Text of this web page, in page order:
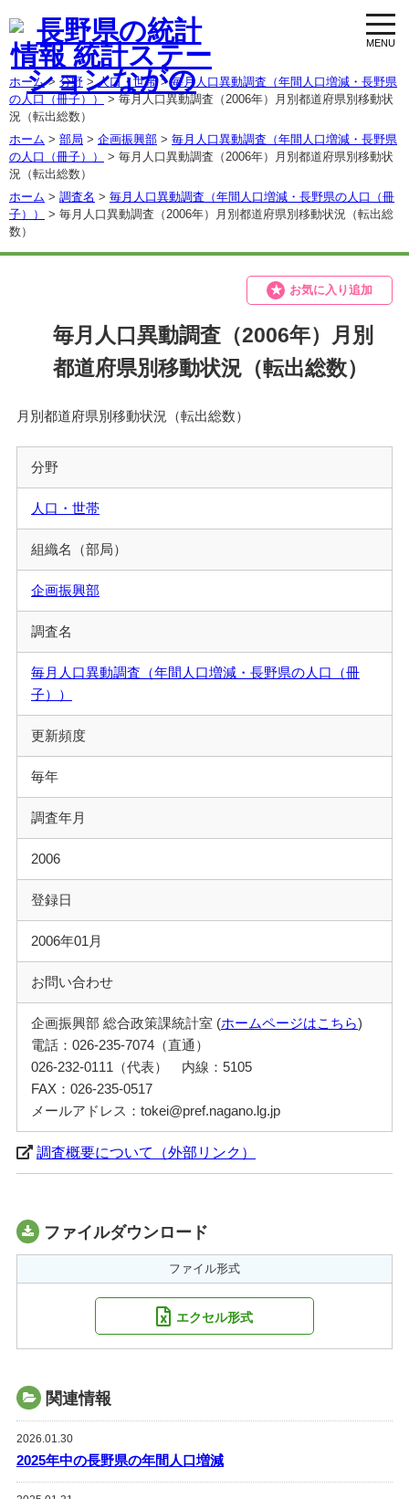
ホーム> 分野 >人口・世帯>毎月人口異動調査（年間人口増減・長野県
の人口（冊子））
> 毎月人口異動調査（2006年）月別都道府県別移動状
況（転出総数）
ホーム > 部局 > 企画振興部 > 毎月人口異動調査（年間人口増減・長野県
の人口（冊子））
> 毎月人口異動調査（2006年）月別都道府県別移動状
況（転出総数）
ホーム > 調査名 > 毎月人口異動調査（年間人口増減・長野県の人口（冊
子））
> 毎月人口異動調査（2006年）月別都道府県別移動状況（転出総
数）
毎月人口異動調査（2006年）月別
都道府県別移動状況（転出総数）
お気に入り追加
月別都道府県別移動状況（転出総数）
分野
人口・世帯
組織名（部局）
企画振興部
調査名
毎月人口異動調査（年間人口増減・長野県の人口（冊
子））
更新頻度
毎年
調査年月
2006
登録日
2006年01月
お問い合わせ
企画振興部 総合政策課統計室 (ホームページはこちら)
電話：026-235-7074（直通）
026-232-0111（代表） 内線：5105
FAX：026-235-0517
メールアドレス：tokei@pref.nagano.lg.jp
調査概要について（外部リンク）
ファイルダウンロード
ファイル形式
エクセル形式
関連情報
2026.01.30
2025年中の長野県の年間人口増減